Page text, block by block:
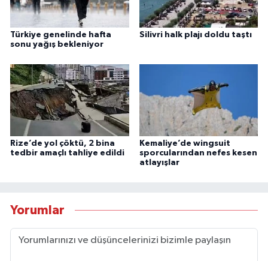
Türkiye genelinde hafta
sonu yağış bekleniyor
Silivri halk plajı doldu taştı
Rize’de yol çöktü, 2 bina
tedbir amaçlı tahliye edildi
Kemaliye’de wingsuit
sporcularından nefes kesen
atlayışlar
Yorumlar